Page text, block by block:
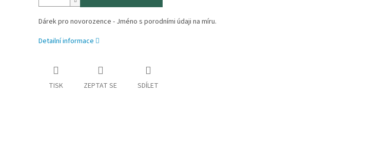
Dárek pro novorozence - Jméno s porodními údaji na míru.
Detailní informace
TISK ZEPTAT SE SDÍLET